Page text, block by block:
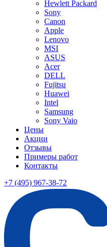
Hewlett Packard
Sony
Canon
Apple
Lenovo
MSI
ASUS
Acer
DELL
Fujitsu
Huawei
Intel
Samsung
Sony Vaio
Цены
Акции
Отзывы
Примеры работ
Контакты
+7 (495) 967-38-72